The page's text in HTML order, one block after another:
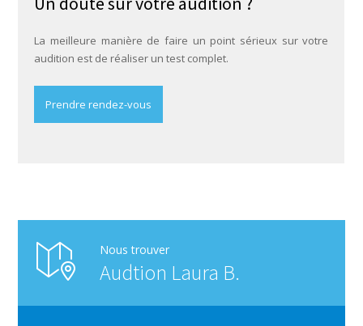
La meilleure manière de faire un point sérieux sur votre
audition est de réaliser un test complet.
Prendre rendez-vous
Nous trouver
Audtion Laura B.